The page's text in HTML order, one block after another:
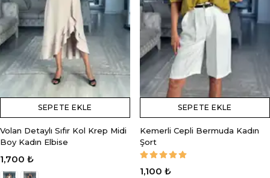
SEPETE EKLE
Volan Detaylı Sıfır Kol Krep Midi
Boy Kadın Elbise
1,700 ₺
SEPETE EKLE
Kemerli Cepli Bermuda Kadın
Şort
1,100 ₺